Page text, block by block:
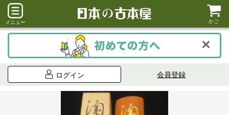
メニュー かご
ログイン 会員登録